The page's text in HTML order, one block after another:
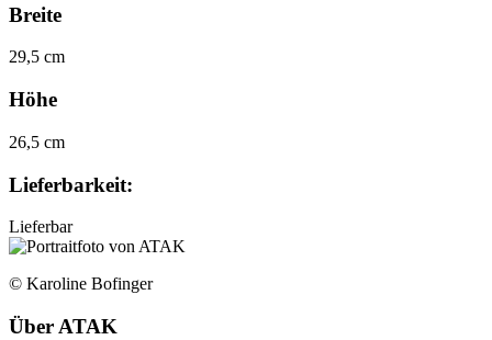
Breite
29,5 cm
Höhe
26,5 cm
Lieferbarkeit:
Lieferbar
© Karoline Bofinger
Über ATAK